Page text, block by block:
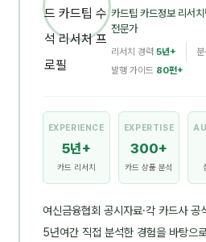
카드팁 카드정보 리서치
전문가
리서치 경력 5년+
발행 가이드 80편+
EXPERIENCE
5년+
카드 리서치
EXPERTISE
300+
카드 상품 분석
여신금융협회 공시자료·각 카드사 공
5년여간 직접 분석한 경험을 바탕으